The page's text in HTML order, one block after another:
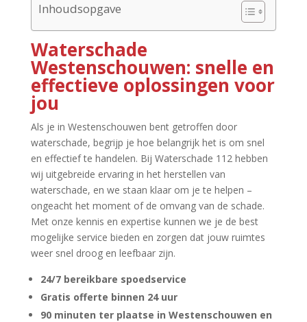
Inhoudsopgave
Waterschade
Westenschouwen: snelle en
effectieve oplossingen voor
jou
Als je in Westenschouwen bent getroffen door
waterschade, begrijp je hoe belangrijk het is om snel
en effectief te handelen.​ Bij Waterschade 112 hebben
wij uitgebreide ervaring in het herstellen van
waterschade, en we staan klaar om je te helpen –
ongeacht het moment of de omvang van de schade.​
Met onze kennis en expertise kunnen we je de best
mogelijke service bieden en zorgen dat jouw ruimtes
weer snel droog en leefbaar zijn.​
24/7 bereikbare spoedservice
Gratis offerte binnen 24 uur
90 minuten ter plaatse in Westenschouwen en